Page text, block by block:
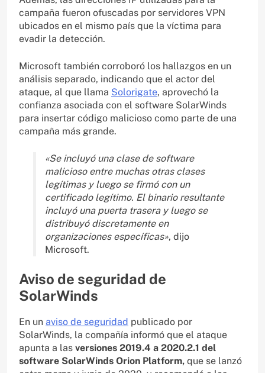
campaña fueron ofuscadas por servidores VPN
ubicados en el mismo país que la víctima para
evadir la detección.
Microsoft también corroboró los hallazgos en un
análisis separado, indicando que el actor del
ataque, al que llama Solorigate, aprovechó la
confianza asociada con el software SolarWinds
para insertar código malicioso como parte de una
campaña más grande.
«Se incluyó una clase de software
malicioso entre muchas otras clases
legítimas y luego se firmó con un
certificado legítimo. El binario resultante
incluyó una puerta trasera y luego se
distribuyó discretamente en
organizaciones específicas», dijo
Microsoft.
Aviso de seguridad de
SolarWinds
En un aviso de seguridad publicado por
SolarWinds, la compañía informó que el ataque
apunta a las versiones 2019.4 a 2020.2.1 del
software SolarWinds Orion Platform, que se lanzó